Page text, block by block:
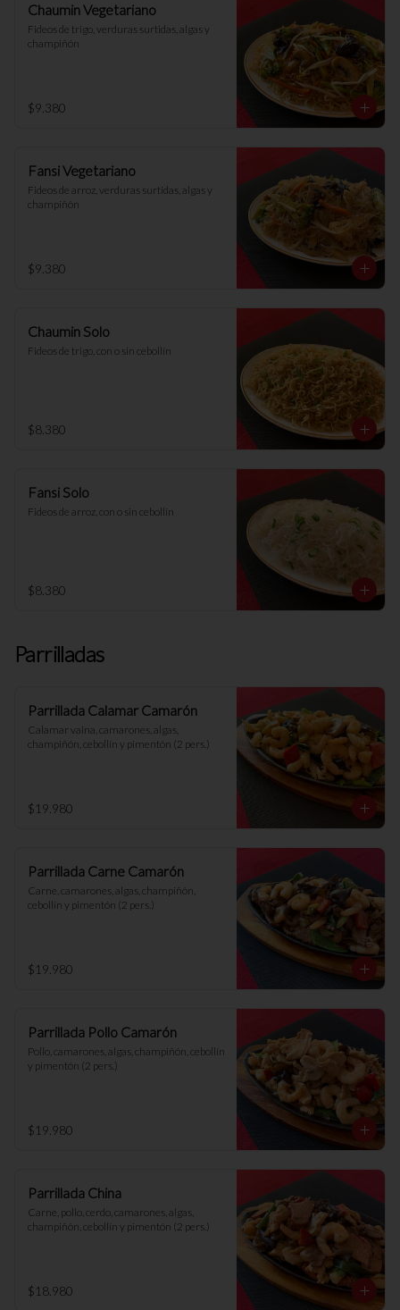
Chaumin Vegetariano
Fideos de trigo, verduras surtidas, algas y
champiñón
$9.380
Fansi Vegetariano
Fideos de arroz, verduras surtidas, algas y
champiñón
$9.380
Chaumin Solo
Fideos de trigo, con o sin cebollín
$8.380
Fansi Solo
Fideos de arroz, con o sin cebollín
$8.380
Parrilladas
Parrillada Calamar Camarón
Calamar vaina, camarones, algas,
champiñón, cebollín y pimentón (2 pers.)
$19.980
Parrillada Carne Camarón
Carne, camarones, algas, champiñón,
cebollín y pimentón (2 pers.)
$19.980
Parrillada Pollo Camarón
Pollo, camarones, algas, champiñón, cebollín
y pimentón (2 pers.)
$19.980
Parrillada China
Carne, pollo, cerdo, camarones, algas,
champiñón, cebollín y pimentón (2 pers.)
$18.980